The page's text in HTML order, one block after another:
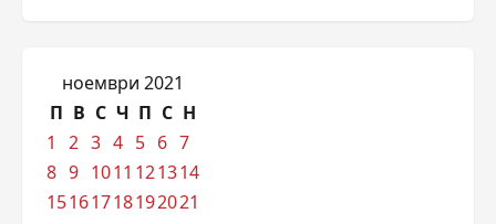
ноември 2021
П В С Ч П С Н
1
2 3 4 5 6 7
8 9 1011 121314
15161718192021